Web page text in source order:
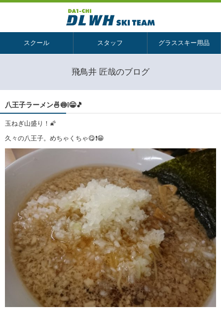
スクール スタッフ グラススキー用品
飛鳥井 匠哉のブログ
八王子ラーメン🍜🍥❕😁🎵
玉ねぎ山盛り！🌠
久々の八王子。めちゃくちゃ😋❗😁